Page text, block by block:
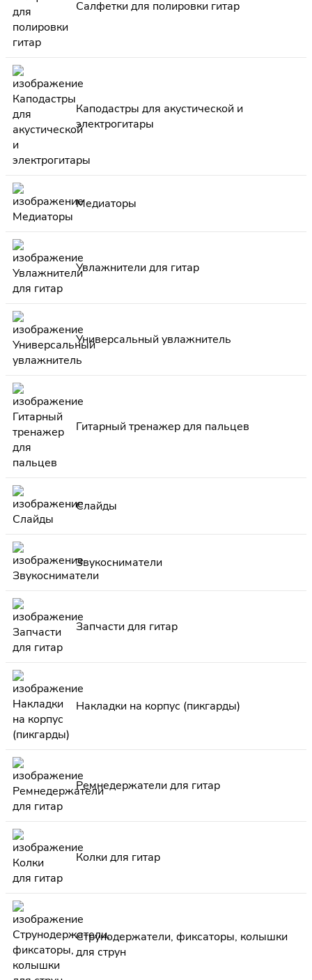
Салфетки для полировки гитар
Каподастры для акустической и
электрогитары
Медиаторы
Увлажнители для гитар
Универсальный увлажнитель
Гитарный тренажер для пальцев
Слайды
Звукосниматели
Запчасти для гитар
Накладки на корпус (пикгарды)
Ремнедержатели для гитар
Колки для гитар
Струнодержатели, фиксаторы, колышки
для струн